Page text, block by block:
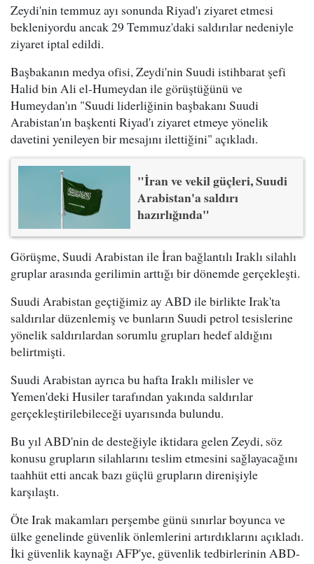
Zeydi'nin temmuz ayı sonunda Riyad'ı ziyaret etmesi
bekleniyordu ancak 29 Temmuz'daki saldırılar nedeniyle
ziyaret iptal edildi.
Başbakanın medya ofisi, Zeydi'nin Suudi istihbarat şefi
Halid bin Ali el-Humeydan ile görüştüğünü ve
Humeydan'ın "Suudi liderliğinin başbakanı Suudi
Arabistan'ın başkenti Riyad'ı ziyaret etmeye yönelik
davetini yenileyen bir mesajını ilettiğini" açıkladı.
"İran ve vekil güçleri, Suudi
Arabistan'a saldırı
hazırlığında"
Görüşme, Suudi Arabistan ile İran bağlantılı Iraklı silahlı
gruplar arasında gerilimin arttığı bir dönemde gerçekleşti.
Suudi Arabistan geçtiğimiz ay ABD ile birlikte Irak'ta
saldırılar düzenlemiş ve bunların Suudi petrol tesislerine
yönelik saldırılardan sorumlu grupları hedef aldığını
belirtmişti.
Suudi Arabistan ayrıca bu hafta Iraklı milisler ve
Yemen'deki Husiler tarafından yakında saldırılar
gerçekleştirilebileceği uyarısında bulundu.
Bu yıl ABD'nin de desteğiyle iktidara gelen Zeydi, söz
konusu grupların silahlarını teslim etmesini sağlayacağını
taahhüt etti ancak bazı güçlü grupların direnişiyle
karşılaştı.
Öte Irak makamları perşembe günü sınırlar boyunca ve
ülke genelinde güvenlik önlemlerini artırdıklarını açıkladı.
İki güvenlik kaynağı AFP'ye, güvenlik tedbirlerinin ABD-